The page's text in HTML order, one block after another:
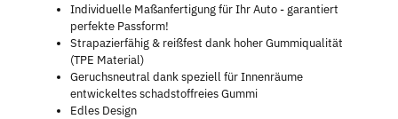
Individuelle Maßanfertigung für Ihr Auto - garantiert
perfekte Passform!
Strapazierfähig & reißfest dank hoher Gummiqualität
(TPE Material)
Geruchsneutral dank speziell für Innenräume
entwickeltes schadstoffreies Gummi
Edles Design